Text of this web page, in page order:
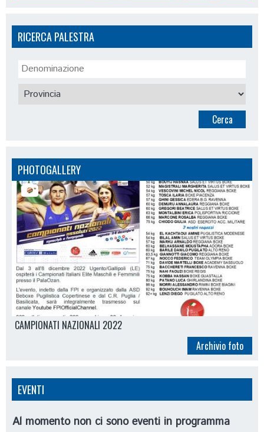
RICERCA PALESTRA
PHOTOGALLERY
CAMPIONATI NAZIONALI 2022
Archivio foto
EVENTI
Al momento non ci sono eventi in programma